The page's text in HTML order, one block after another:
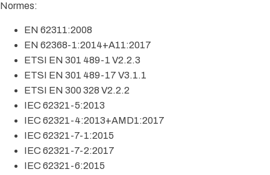
Normes:
EN 62311:2008
EN 62368-1:2014+A11:2017
ETSI EN 301 489-1 V2.2.3
ETSI EN 301 489-17 V3.1.1
ETSI EN 300 328 V2.2.2
IEC 62321-5:2013
IEC 62321-4:2013+AMD1:2017
IEC 62321-7-1:2015
IEC 62321-7-2:2017
IEC 62321-6:2015